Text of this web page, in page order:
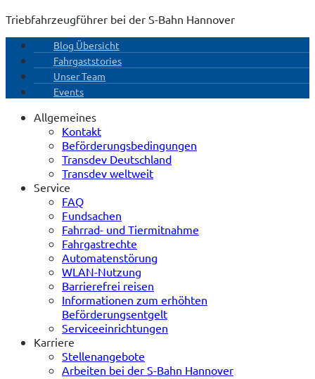
Triebfahrzeugführer bei der S-Bahn Hannover
Blog Übersicht
Fahrgaststories
Unser Team
Events
Allgemeines
Kontakt
Beförderungsbedingungen
Transdev Deutschland
Transdev weltweit
Service
FAQ
Fundsachen
Fahrrad- und Tiermitnahme
Fahrgastrechte
Automatenstörung
WLAN-Nutzung
Barrierefrei reisen
Informationen zum erhöhten
Beförderungsentgelt
Serviceeinrichtungen
Karriere
Stellenangebote
Arbeiten bei der S-Bahn Hannover